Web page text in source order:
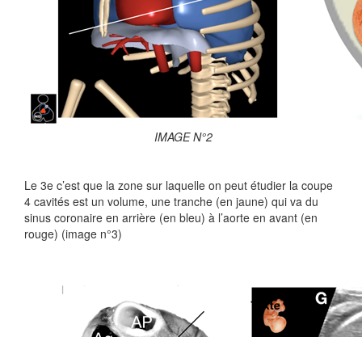
IMAGE N°2
Le 3e c’est que la zone sur laquelle on peut étudier la coupe
4 cavités est un volume, une tranche (en jaune) qui va du
sinus coronaire en arrière (en bleu) à l’aorte en avant (en
rouge) (image n°3)